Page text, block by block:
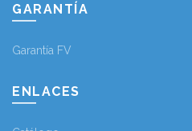
GARANTÍA
Garantía FV
ENLACES